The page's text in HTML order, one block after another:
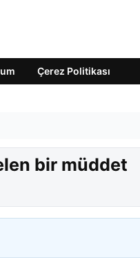
Çerez Politikası
bir müddet